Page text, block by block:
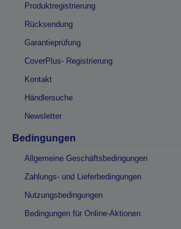
Produktregistrierung
Rücksendung
Garantieprüfung
CoverPlus- Registrierung
Kontakt
Händlersuche
Newsletter
Bedingungen
Allgemeine Geschäftsbedingungen
Zahlungs- und Lieferbedingungen
Nutzungsbedingungen
Bedingungen für Online-Aktionen